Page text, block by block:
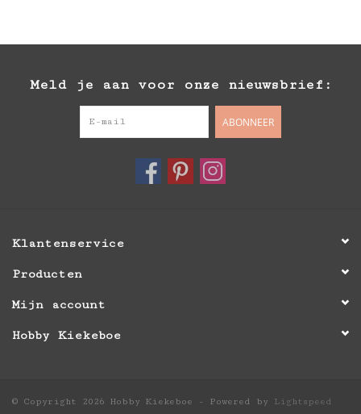
Meld je aan voor onze nieuwsbrief:
ABONNEER
Klantenservice
Producten
Mijn account
Hobby Kiekeboe
© Copyright 2026 Hobby Kiekeboe - Powered by Lightspeed